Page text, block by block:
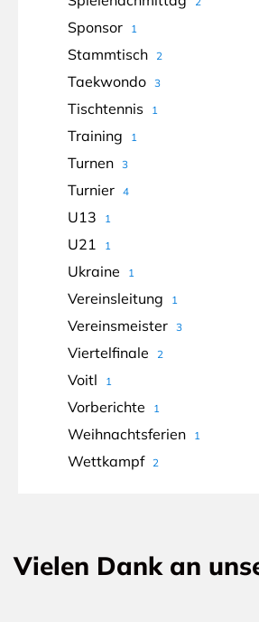
Sponsor 1
Stammtisch 2
Taekwondo 3
Tischtennis 1
Training 1
Turnen 3
Turnier 4
U13 1
U21 1
Ukraine 1
Vereinsleitung 1
Vereinsmeister 3
Viertelfinale 2
Voitl 1
Vorberichte 1
Weihnachtsferien 1
Wettkampf 2
Vielen Dank an